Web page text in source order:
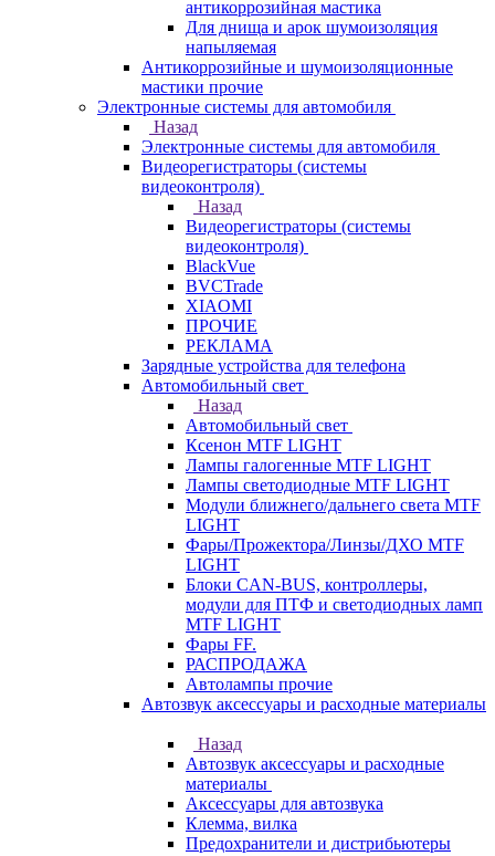
антикоррозийная мастика
Для днища и арок шумоизоляция
напыляемая
Антикоррозийные и шумоизоляционные
мастики прочие
Электронные системы для автомобиля
Назад
Электронные системы для автомобиля
Видеорегистраторы (системы
видеоконтроля)
Назад
Видеорегистраторы (системы
видеоконтроля)
BlackVue
BVCTrade
XIAOMI
ПРОЧИЕ
РЕКЛАМА
Зарядные устройства для телефона
Автомобильный свет
Назад
Автомобильный свет
Ксенон MTF LIGHT
Лампы галогенные MTF LIGHT
Лампы светодиодные MTF LIGHT
Модули ближнего/дальнего света MTF
LIGHT
Фары/Прожектора/Линзы/ДХО MTF
LIGHT
Блоки CAN-BUS, контроллеры,
модули для ПТФ и светодиодных ламп
MTF LIGHT
Фары FF.
РАСПРОДАЖА
Автолампы прочие
Автозвук аксессуары и расходные материалы
Назад
Автозвук аксессуары и расходные
материалы
Аксессуары для автозвука
Клемма, вилка
Предохранители и дистрибьютеры